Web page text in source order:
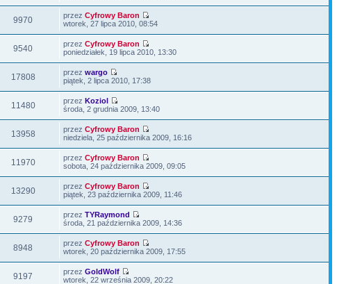
9970 przezCyfrowy Baron
wtorek, 27 lipca 2010, 08:54
9540 przezCyfrowy Baron
poniedziałek, 19 lipca 2010, 13:30
17808 przezwargo
piątek, 2 lipca 2010, 17:38
11480 przezKoziol
środa, 2 grudnia 2009, 13:40
13958 przezCyfrowy Baron
niedziela, 25 października 2009, 16:16
11970 przezCyfrowy Baron
sobota, 24 października 2009, 09:05
13290 przezCyfrowy Baron
piątek, 23 października 2009, 11:46
9279 przezTYRaymond
środa, 21 października 2009, 14:36
8948 przezCyfrowy Baron
wtorek, 20 października 2009, 17:55
9197 przezGoldWolf
wtorek, 22 września 2009, 20:22